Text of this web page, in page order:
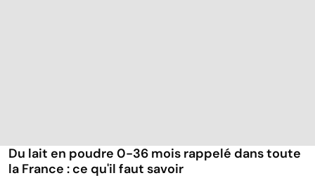
Du lait en poudre 0-36 mois rappelé dans toute
la France : ce qu'il faut savoir